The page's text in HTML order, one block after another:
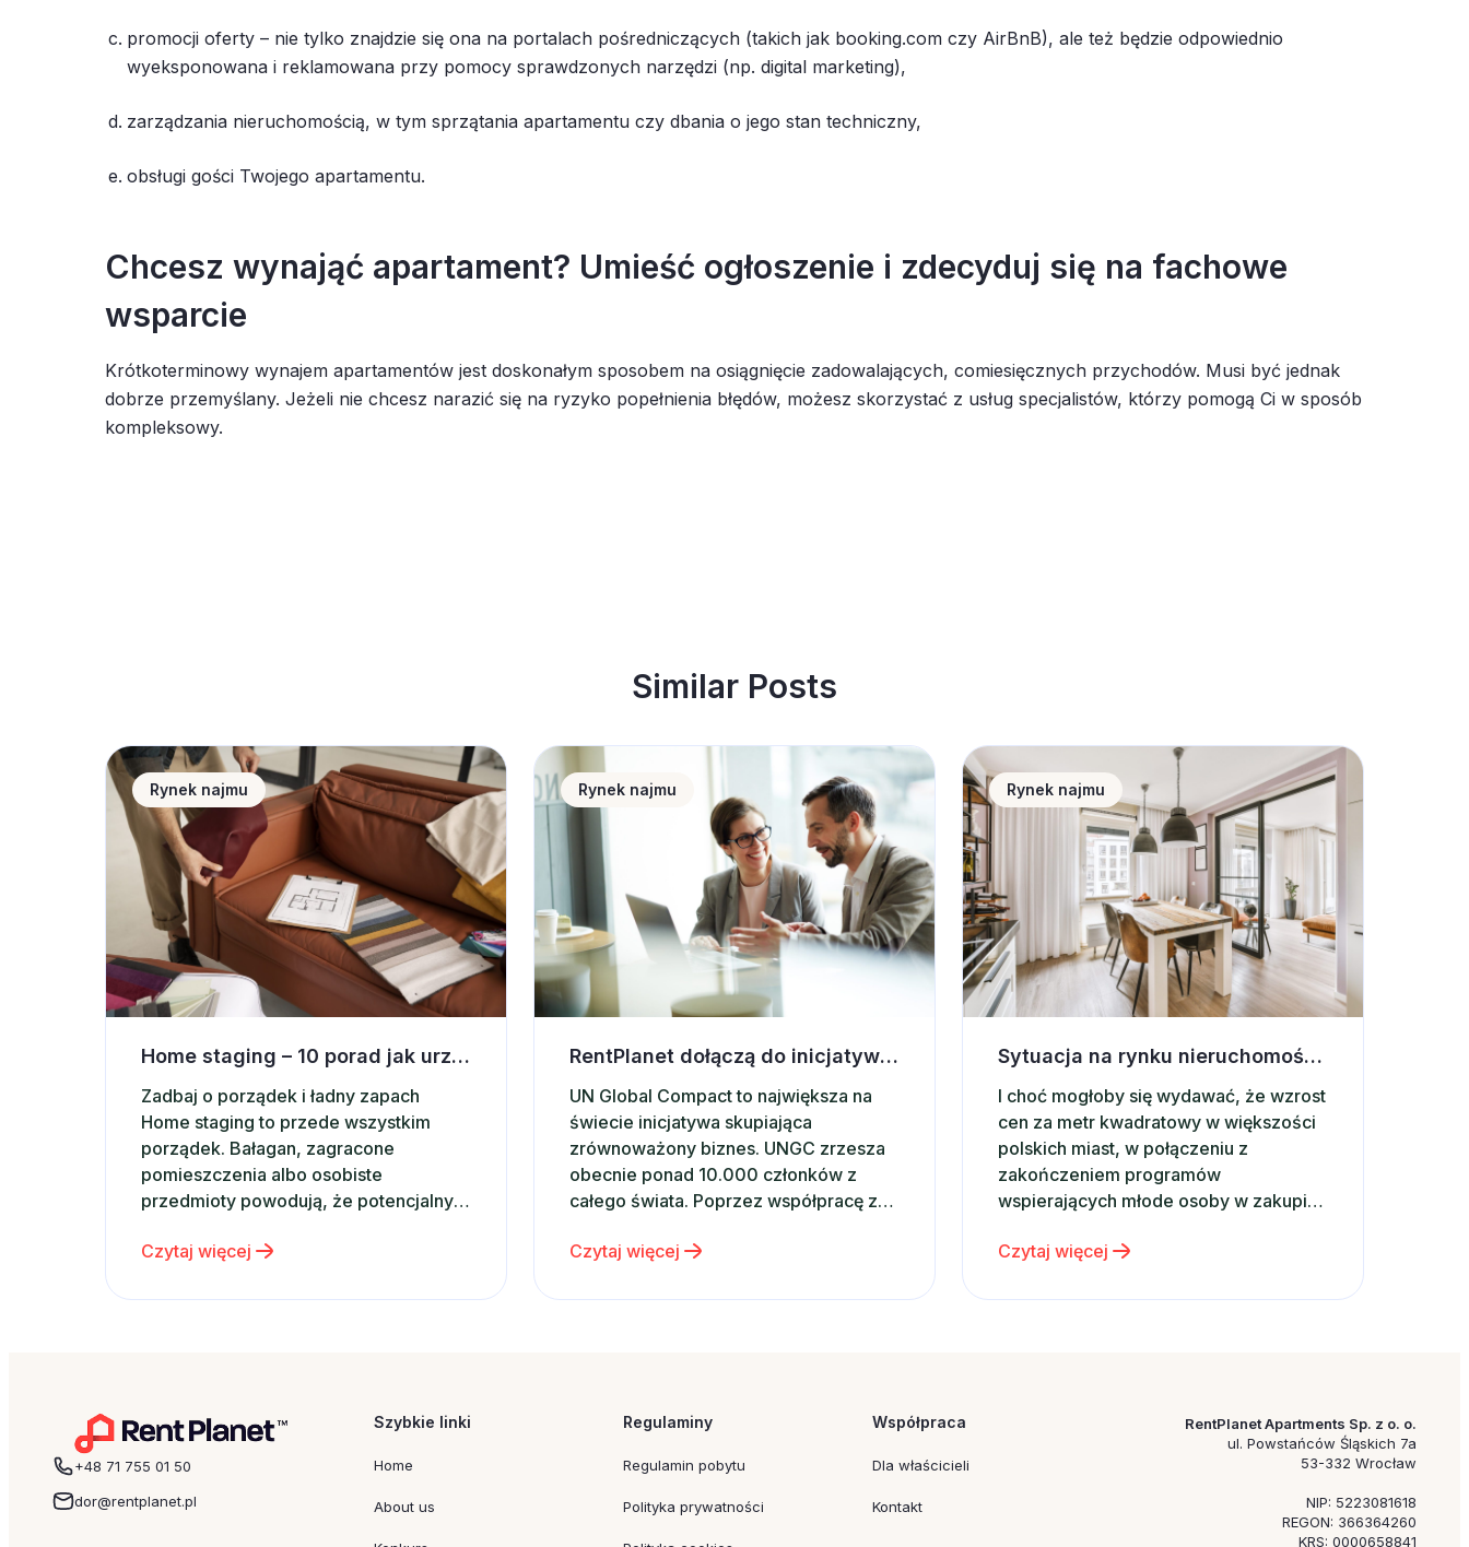
promocji oferty – nie tylko znajdzie się ona na portalach pośredniczących (takich jak booking.com czy AirBnB), ale też będzie odpowiednio
wyeksponowana i reklamowana przy pomocy sprawdzonych narzędzi (np. digital marketing),
zarządzania nieruchomością, w tym sprzątania apartamentu czy dbania o jego stan techniczny,
obsługi gości Twojego apartamentu.
Chcesz wynająć apartament? Umieść ogłoszenie i zdecyduj się na fachowe
wsparcie
Krótkoterminowy wynajem apartamentów jest doskonałym sposobem na osiągnięcie zadowalających, comiesięcznych przychodów. Musi być jednak
dobrze przemyślany. Jeżeli nie chcesz narazić się na ryzyko popełnienia błędów, możesz skorzystać z usług specjalistów, którzy pomogą Ci w sposób
kompleksowy.
Similar Posts
Home staging &#8211; 10 porad jak urządzić wnętrze pod wynajem krótkoterminowy
Rynek najmu
Home staging – 10 porad jak urządzić wnętrze pod wynajem krótkoterminowy
Zadbaj o porządek i ładny zapach
Home staging to przede wszystkim
porządek. Bałagan, zagracone
pomieszczenia albo osobiste
przedmioty powodują, że potencjalny
oferty. Zadbaj więc o to, aby
uporządkowany i gotowy do
przewietrzyć mieszkanie lub…
Czytaj więcej
RentPlanet dołączą do inicjatywy UN Global Compact
Rynek najmu
RentPlanet dołączą do inicjatywy UN Global Compact
UN Global Compact to największa na
świecie inicjatywa skupiająca
zrównoważony biznes. UNGC zrzesza
obecnie ponad 10.000 członków z
całego świata. Poprzez współpracę z
organizacjami, firmami i instytucjami
stając się katalizatorem globalnych
prowadzi…
Czytaj więcej
Sytuacja na rynku nieruchomości a wynajem
Rynek najmu
Sytuacja na rynku nieruchomości a wynajem krótkoterminowy
I choć mogłoby się wydawać, że wzrost
cen za metr kwadratowy w większości
polskich miast, w połączeniu z
zakończeniem programów
wspierających młode osoby w zakupie
wpływ na rynkowe tendencje, z opinii
powinna mieć miejsca. Zgodnie z
Czytaj więcej
+48 71 755 01 50
dor@rentplanet.pl
Szybkie linki
Home
About us
Regulaminy
Regulamin pobytu
Polityka prywatności
Współpraca
Dla właścicieli
Kontakt
RentPlanet Apartments Sp. z o. o.
ul. Powstańców Śląskich 7a
53-332 Wrocław
NIP: 5223081618
REGON: 366364260
KRS: 0000658841